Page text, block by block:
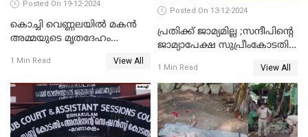
Posted On 19-12-2024
കൊച്ചി വെണ്ണലയില്‍ മകന്‍
അമ്മയുടെ മൃതദേഹം
1 Min Read View All
Posted On 13-12-2024
പ്രതിക്ക് ജാമ്യമില്ല ;സന്ദീപിന്റെ
ജാമ്യാപേക്ഷ സുപ്രീംകോടതി
1 Min Read View All